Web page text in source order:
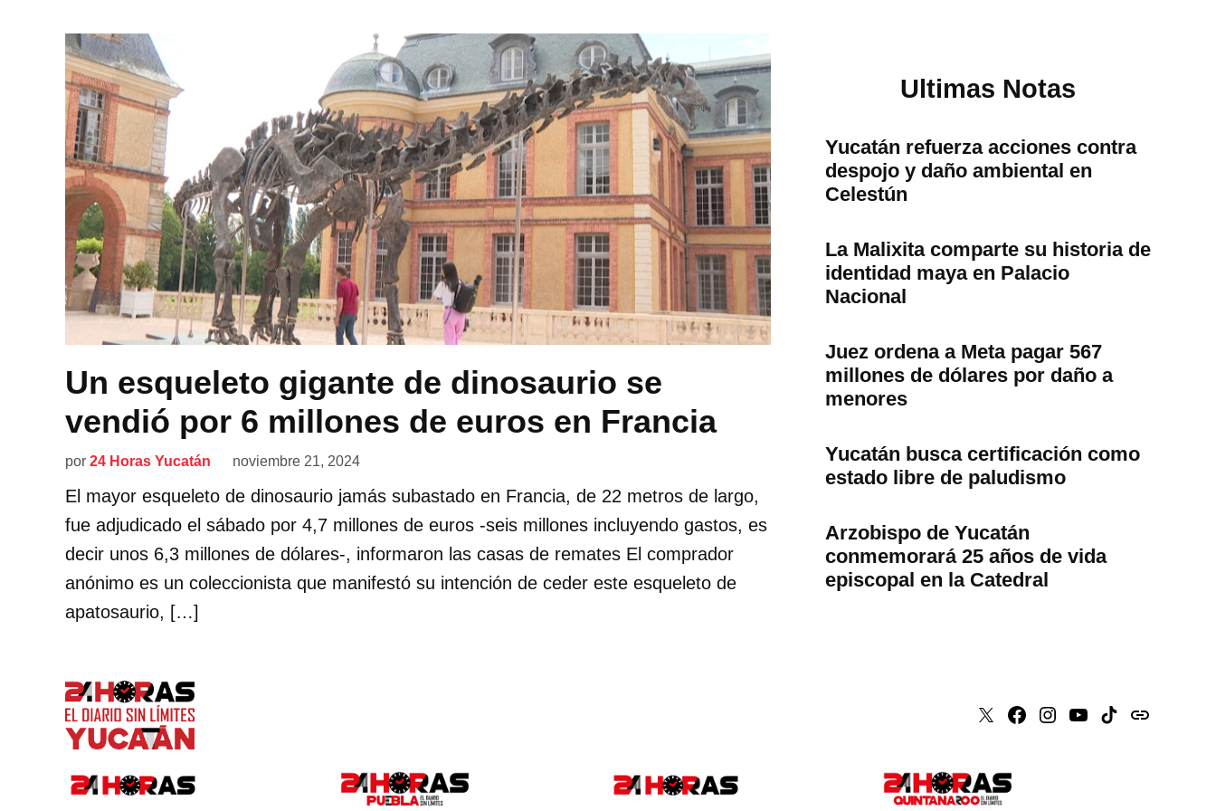
Un esqueleto gigante de dinosaurio se
vendió por 6 millones de euros en Francia
por 24 Horas Yucatán noviembre 21, 2024
El mayor esqueleto de dinosaurio jamás subastado en Francia, de 22 metros de largo,
fue adjudicado el sábado por 4,7 millones de euros -seis millones incluyendo gastos, es
decir unos 6,3 millones de dólares-, informaron las casas de remates El comprador
anónimo es un coleccionista que manifestó su intención de ceder este esqueleto de
apatosaurio, […]
Ultimas Notas
Yucatán refuerza acciones contra
despojo y daño ambiental en
Celestún
La Malixita comparte su historia de
identidad maya en Palacio
Nacional
Juez ordena a Meta pagar 567
millones de dólares por daño a
menores
Yucatán busca certificación como
estado libre de paludismo
Arzobispo de Yucatán
conmemorará 25 años de vida
episcopal en la Catedral
X Faceboook
Instagram
Youtube
Tiktokissuu